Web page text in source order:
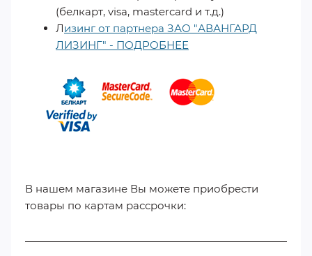
(белкарт, visa, mastercard и т.д.)
Лизинг от партнера ЗАО "АВАНГАРД
ЛИЗИНГ" - ПОДРОБНЕЕ
В нашем магазине Вы можете приобрести
товары по картам рассрочки: